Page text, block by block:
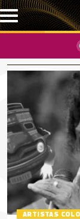
Pasar al contenido
ARTISTAS